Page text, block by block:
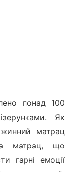
понад 100
Як
матрац
матрац, що
гарні емоції